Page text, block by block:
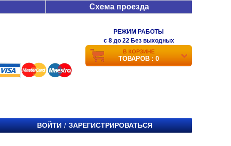
Схема проезда
РЕЖИМ РАБОТЫ
c 8 до 22 Без выходных
В КОРЗИНЕ
ТОВАРОВ : 0
ВОЙТИ / ЗАРЕГИСТРИРОВАТЬСЯ